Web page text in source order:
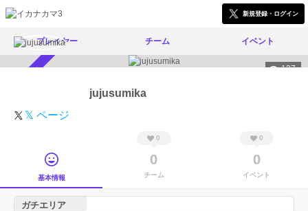
新規登録・ログイン
プレイヤー チーム イベント
127
jujusumika
𝕏 ページ
基本情報
0
0
チーム
0
0
イベント
ガチエリア